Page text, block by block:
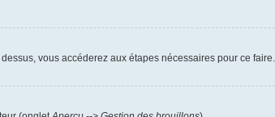
vous accéderez aux étapes nécessaires pour ce faire.